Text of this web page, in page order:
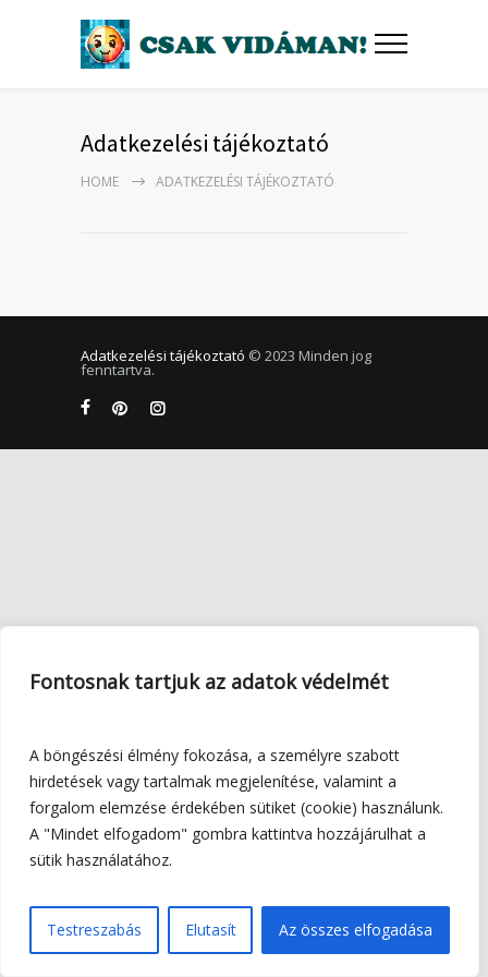
Fontosnak tartjuk az adatok védelmét
A böngészési élmény fokozása, a személyre szabott
hirdetések vagy tartalmak megjelenítése, valamint a
forgalom elemzése érdekében sütiket (cookie) használunk.
A "Mindet elfogadom" gombra kattintva hozzájárulhat a
sütik használatához.
Testreszabás Elutasít Az összes elfogadása
Adatkezelési tájékoztató
HOME ADATKEZELÉSI TÁJÉKOZTATÓ
Adatkezelési tájékoztató © 2023 Minden jog
fenntartva.